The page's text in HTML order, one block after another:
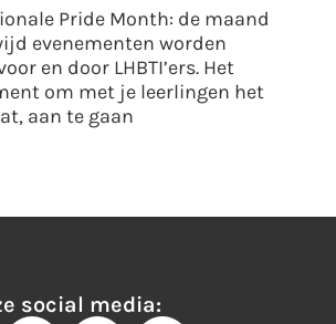
Pride Month: de maand
evenementen worden
en door LHBTI’ers. Het
om met je leerlingen het
aan te gaan
social media: